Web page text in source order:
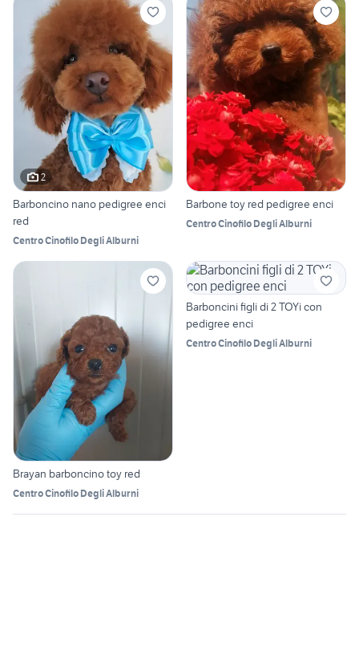
2
Barboncino nano pedigree enci
red
Centro Cinofilo Degli Alburni
Barbone toy red pedigree enci
Centro Cinofilo Degli Alburni
Brayan barboncino toy red
Centro Cinofilo Degli Alburni
Barboncini figli di 2 TOYi con
pedigree enci
Centro Cinofilo Degli Alburni